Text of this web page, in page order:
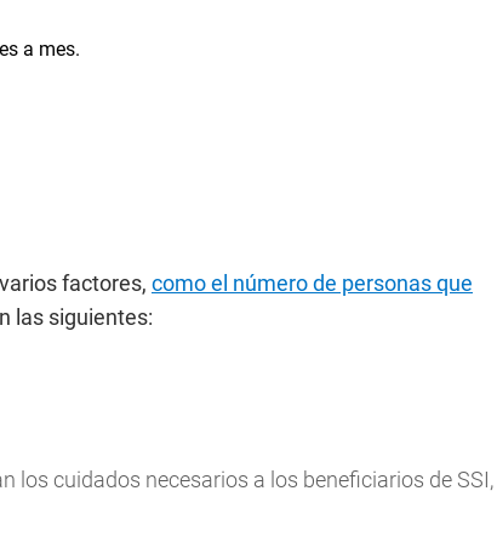
factores, como el número de personas que
las siguientes:
los cuidados necesarios a los beneficiarios de SSI,